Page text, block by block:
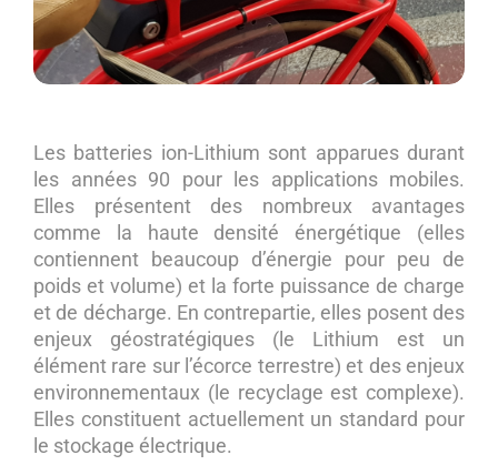
Les batteries ion-Lithium sont apparues durant
les années 90 pour les applications mobiles.
Elles présentent des nombreux avantages
comme la haute densité énergétique (elles
contiennent beaucoup d’énergie pour peu de
poids et volume) et la forte puissance de charge
et de décharge. En contrepartie, elles posent des
enjeux géostratégiques (le Lithium est un
élément rare sur l’écorce terrestre) et des enjeux
environnementaux (le recyclage est complexe).
Elles constituent actuellement un standard pour
le stockage électrique.